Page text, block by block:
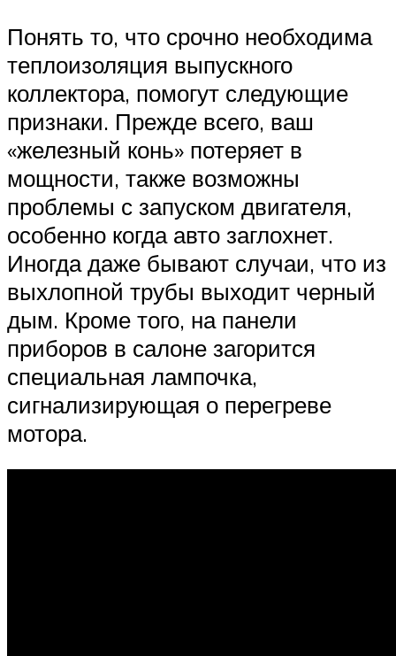
Понять то, что срочно необходима
теплоизоляция выпускного
коллектора, помогут следующие
признаки. Прежде всего, ваш
«железный конь» потеряет в
мощности, также возможны
проблемы с запуском двигателя,
особенно когда авто заглохнет.
Иногда даже бывают случаи, что из
выхлопной трубы выходит черный
дым. Кроме того, на панели
приборов в салоне загорится
специальная лампочка,
сигнализирующая о перегреве
мотора.